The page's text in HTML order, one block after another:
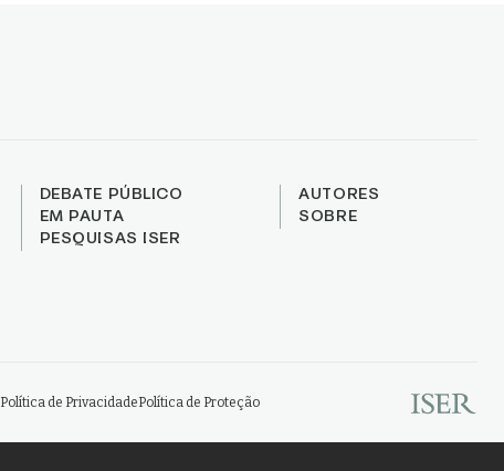
DEBATE PÚBLICO
EM PAUTA
PESQUISAS ISER
AUTORES
SOBRE
Política de PrivacidadePolítica de Proteção